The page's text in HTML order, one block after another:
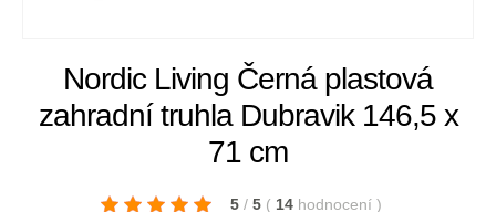
Nordic Living Černá plastová
zahradní truhla Dubravik 146,5 x
71 cm
5 / 5 ( 14 hodnocení )